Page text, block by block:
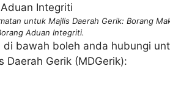
untuk Majlis Daerah Gerik: Borang
Aduan Integriti.
bawah boleh anda hubungi
Gerik (MDGerik):